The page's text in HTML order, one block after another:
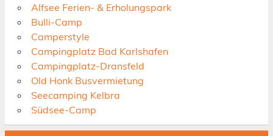
Alfsee Ferien- & Erholungspark
Bulli-Camp
Camperstyle
Campingplatz Bad Karlshafen
Campingplatz-Dransfeld
Old Honk Busvermietung
Seecamping Kelbra
Südsee-Camp